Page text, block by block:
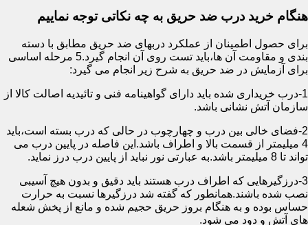
هنگام خرید درب ضد حریق به چه نکاتی توجه نماییم
برای حصول اطمینان از عملکرد دربهای ضد حریق مطابق با دسته
بندی و مقاومت آن ها،باید تست روی آن انجام گیرد.5 مرحله اساسی
برای آزمایش در ضد حریق به شرح زیر انجام می گیرد:
1-درب خریداری شده باید دارای گواهینامه فنی و تائیدیه اصالت کالا از
سازمان آتش نشانی باشد.
2-فضای خالی بین درب و چهارچوب در حالی که درب بسته است،باید
4 میلیمتر از قسمت بالا و اطراف باشد.این فاصله در پایین درب می
تواند تا 8 میلیمتر باشد.به عبارتی نور نباید از پایین درب درز نماید.
3-درزگیرهایی که اطراف درب هستند باید دقیق و بدون هیچ آسیبی
نصب شده باشند.همانطور که گفته شد درزگیرها نسبت به حرارت
حساس بوده و به هنگام بروز حریق حجیم شده و مانع از پخش شعله
های آتش و دود می شود.